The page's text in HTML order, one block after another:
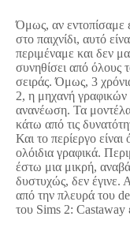
Όμως, αν εντοπίσαμε
στο παιχνίδι, αυτό
περιμέναμε και δεν
συνηθίσει από όλους
σειράς. Όμως, 3
2, η μηχανή γραφικών
ανανέωση. Τα
κάτω από τις
Και το περίεργο είναι
ολόιδια γραφικά.
έστω μια μικρή,
δυστυχώς, δεν έγινε.
από την πλευρά του
του Sims 2: Castaway